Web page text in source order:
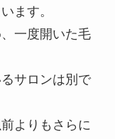
ます。
一度開いた毛
サロンは別で
よりもさらに